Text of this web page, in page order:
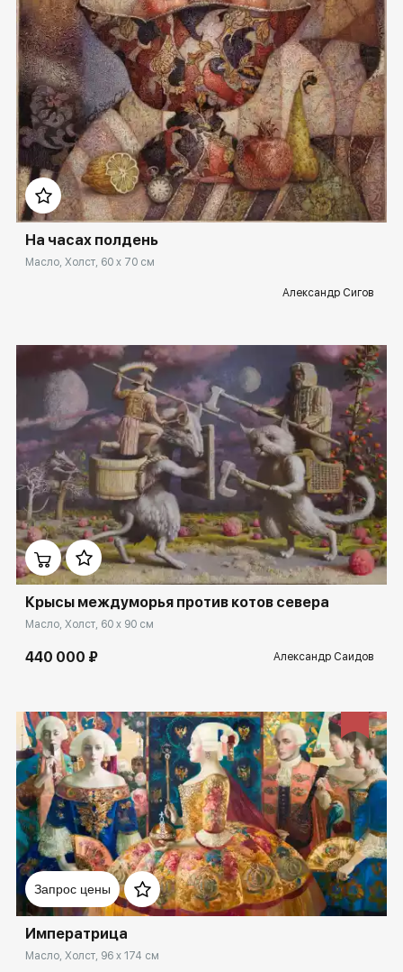
Домен: spb.rakovgallery.ru
На часах полдень
Масло, Холст, 60 x 70 см
Александр Сигов
Домен: spb.rakovgallery.ru
Крысы междуморья против котов севера
Масло, Холст, 60 x 90 см
440 000 ₽ Александр Саидов
Запрос цены
Домен: spb.rakovgallery.ru
Императрица
Масло, Холст, 96 x 174 см